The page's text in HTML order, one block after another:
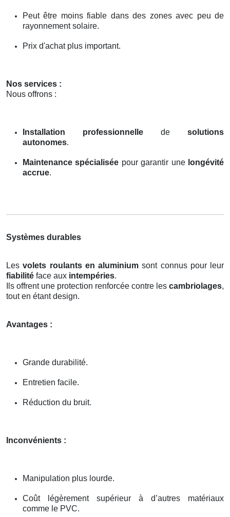
Peut être moins fiable dans des zones avec peu de
rayonnement solaire.
Prix d'achat plus important.
Nos services :
Nous offrons :
Installation professionnelle de solutions
autonomes.
Maintenance spécialisée pour garantir une longévité
accrue.
Systèmes durables
Lesvolets roulants en aluminium sont connus pour leur
fiabilité face aux intempéries.
Ils offrent une protection renforcée contre les cambriolages,
tout en étant design.
Avantages :
Grande durabilité.
Entretien facile.
Réduction du bruit.
Inconvénients :
Manipulation plus lourde.
Coût légèrement supérieur à d’autres matériaux
comme le PVC.